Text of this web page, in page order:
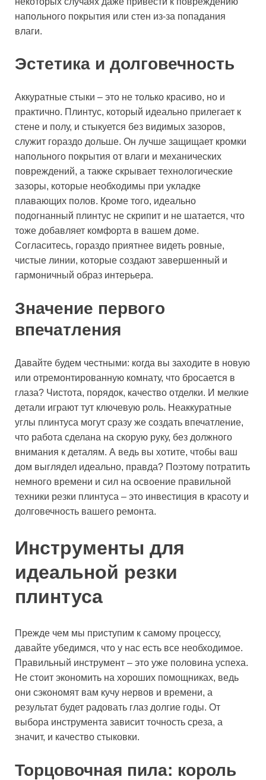
напольного покрытия или стен из-за попадания
влаги.
Эстетика и долговечность
Аккуратные стыки – это не только красиво, но и
практично. Плинтус, который идеально прилегает к
стене и полу, и стыкуется без видимых зазоров,
служит гораздо дольше. Он лучше защищает кромки
напольного покрытия от влаги и механических
повреждений, а также скрывает технологические
зазоры, которые необходимы при укладке
плавающих полов. Кроме того, идеально
подогнанный плинтус не скрипит и не шатается, что
тоже добавляет комфорта в вашем доме.
Согласитесь, гораздо приятнее видеть ровные,
чистые линии, которые создают завершенный и
гармоничный образ интерьера.
Значение первого
впечатления
Давайте будем честными: когда вы заходите в новую
или отремонтированную комнату, что бросается в
глаза? Чистота, порядок, качество отделки. И мелкие
детали играют тут ключевую роль. Неаккуратные
углы плинтуса могут сразу же создать впечатление,
что работа сделана на скорую руку, без должного
внимания к деталям. А ведь вы хотите, чтобы ваш
дом выглядел идеально, правда? Поэтому потратить
немного времени и сил на освоение правильной
техники резки плинтуса – это инвестиция в красоту и
долговечность вашего ремонта.
Инструменты для
идеальной резки
плинтуса
Прежде чем мы приступим к самому процессу,
давайте убедимся, что у нас есть все необходимое.
Правильный инструмент – это уже половина успеха.
Не стоит экономить на хороших помощниках, ведь
они сэкономят вам кучу нервов и времени, а
результат будет радовать глаз долгие годы. От
выбора инструмента зависит точность среза, а
значит, и качество стыковки.
Торцовочная пила: король